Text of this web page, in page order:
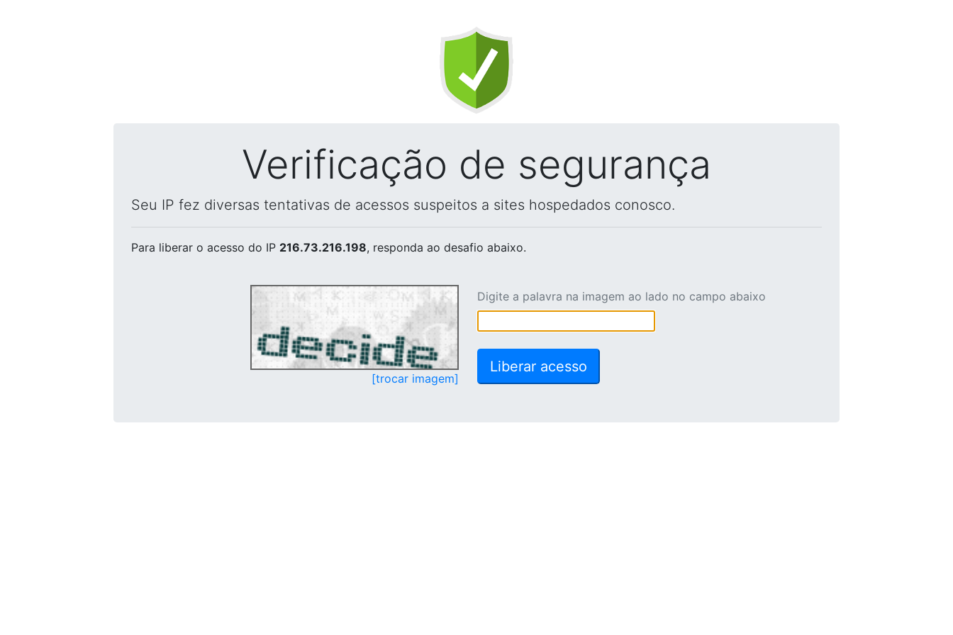
Verificação de segurança
Seu IP fez diversas tentativas de acessos suspeitos a sites hospedados conosco.
Para liberar o acesso do IP 216.73.216.198, responda ao desafio abaixo.
[trocar imagem]
Digite a palavra na imagem ao lado no campo abaixo